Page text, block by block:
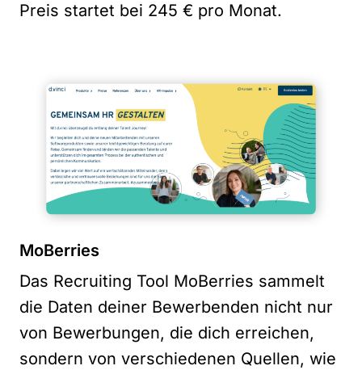
Preis startet bei 245 € pro Monat.
MoBerries
Das Recruiting Tool MoBerries sammelt
die Daten deiner Bewerbenden nicht nur
von Bewerbungen, die dich erreichen,
sondern von verschiedenen Quellen, wie